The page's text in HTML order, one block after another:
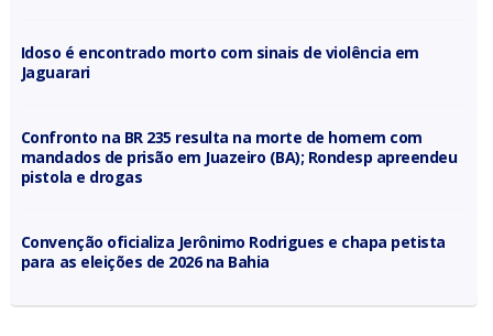
Idoso é encontrado morto com sinais de violência em
Jaguarari
Confronto na BR 235 resulta na morte de homem com
mandados de prisão em Juazeiro (BA); Rondesp apreendeu
pistola e drogas
Convenção oficializa Jerônimo Rodrigues e chapa petista
para as eleições de 2026 na Bahia